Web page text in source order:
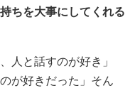
ちを大事にしてくれる
人と話すのが好き」
が好きだった」そん